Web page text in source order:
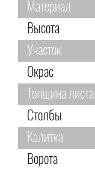
Материал
Высота
Участок
Окрас
Толщина листа
Столбы
Калитка
Ворота